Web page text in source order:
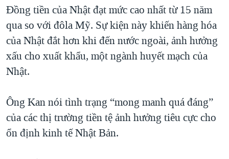
KHOA HỌC
SỨC KHOẺ
VĂN HOÁ
THỂ THAO
GIÁO DỤC
NGÀY TỊ NẠN THẾ GIỚI
TRỊNH VĨNH BÌNH - NGƯỜI HẠ 'BÊN THẮNG CUỘC'
GROUND ZERO – XƯA VÀ NAY
CHI PHÍ CHIẾN TRANH AFGHANISTAN
THƯỢNG ĐỈNH TRUMP-KIM TẠI VIỆT NAM
TRỊNH VĨNH BÌNH VS. CHÍNH PHỦ VIỆT NAM
Ngôn ngữ khác
Đồng tiền của Nhật đạt mức cao nhất từ 15 năm
qua so với đôla Mỹ. Sự kiện này khiến hàng hóa
của Nhật đắt hơn khi đến nước ngoài, ảnh hưởng
xấu cho xuất khẩu, một ngành huyết mạch của
Nhật.
Ông Kan nói tình trạng “mong manh quá đáng”
của các thị trường tiền tệ ảnh hưởng tiêu cực cho
ổn định kinh tế Nhật Bản.